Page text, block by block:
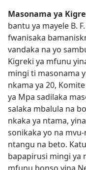
Masonama ya
bantu ya mayele B.
fwanisaka
vandaka na yo
Kigreki ya mfunu
mingi ti masonama
nkama ya 20,
ya Mpa sadilaka
salaka mbalula na
nkaka ya ntama,
sonikaka yo na
ntangu na beto.
bapapirusi mingi ya